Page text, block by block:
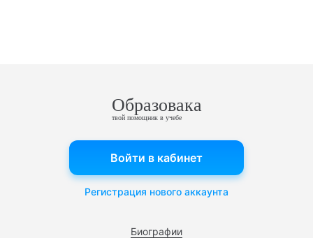
Образовака
твой помощник в учебе
Биографии
Войти в кабинет
Регистрация нового аккаунта